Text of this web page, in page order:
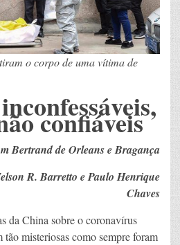
o corpo de uma vítima de
confiáveis
Bertrand de Orleans e Bragança
R. Barretto e Paulo Henrique
Chaves
da China sobre o coronavírus
tão misteriosas como sempre foram